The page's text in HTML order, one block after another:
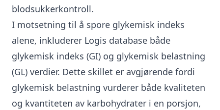
blodsukkerkontroll.
I motsetning til å spore glykemisk indeks
alene, inkluderer Logis database både
glykemisk indeks (GI) og glykemisk belastning
(GL) verdier. Dette skillet er avgjørende fordi
glykemisk belastning vurderer både kvaliteten
og kvantiteten av karbohydrater i en porsjon,